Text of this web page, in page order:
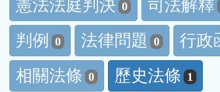
憲法法庭判決 0
司法解釋
判例
0 法律問題 0
行政
相關法條 0 歷史法條 1